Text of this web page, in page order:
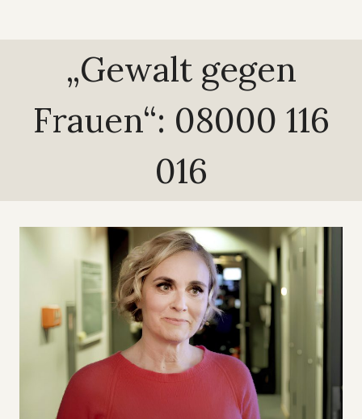
„Gewalt gegen
Frauen“: 08000 116
016